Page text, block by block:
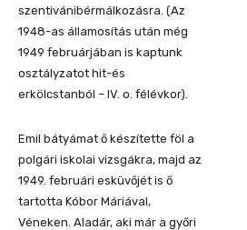
szentivánibérmálkozásra. (Az
1948-as államosítás után még
1949 februárjában is kaptunk
osztályzatot hit-és
erkölcstanból – IV. o. félévkor)
Emil bátyámat ő készítette föl a
polgári iskolai vizsgákra, majd az
1949. februári esküvőjét is ő
tartotta Kóbor Máriával,
Véneken. Aladár, aki már a győri